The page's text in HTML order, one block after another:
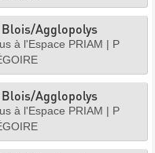
Agglopolys
à l'Espace PRIAM | P
Agglopolys
à l'Espace PRIAM | P